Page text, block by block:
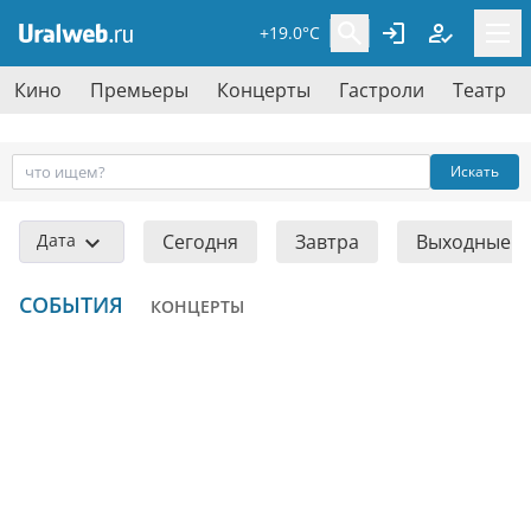
+19.0°C
Кино Премьеры Концерты Гастроли Театр
Искать
Дата Сегодня Завтра Выходные
СОБЫТИЯ КОНЦЕРТЫ